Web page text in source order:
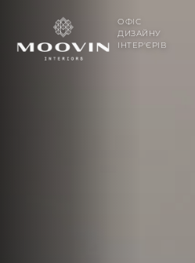
ОФІС
ДИЗАЙНУ
ІНТЕР'ЄРІВ